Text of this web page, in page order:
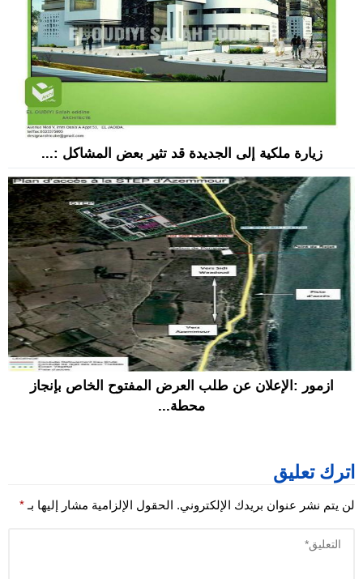
زيارة ملكية إلى الجديدة قد تثير بعض المشاكل :...
ازمور :الإعلان عن طلب العرض المفتوح الخاص بإنجاز
محطة...
اترك تعليق
لن يتم نشر عنوان بريدك الإلكتروني. الحقول الإلزامية مشار إليها بـ *